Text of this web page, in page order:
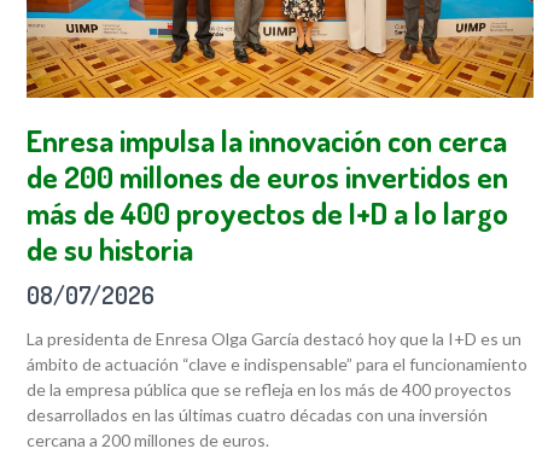
Enresa impulsa la innovación con cerca
de 200 millones de euros invertidos en
más de 400 proyectos de I+D a lo largo
de su historia
08/07/2026
La presidenta de Enresa Olga García destacó hoy que la I+D es un
ámbito de actuación “clave e indispensable” para el funcionamiento
de la empresa pública que se refleja en los más de 400 proyectos
desarrollados en las últimas cuatro décadas con una inversión
cercana a 200 millones de euros.